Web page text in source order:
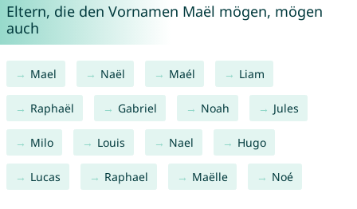
Eltern, die den Vornamen Maël mögen, mögen
auch
Mael Naël Maél Liam
Raphaël Gabriel Noah Jules
Milo Louis Nael Hugo
Lucas Raphael Maëlle Noé